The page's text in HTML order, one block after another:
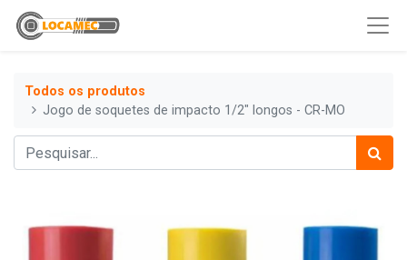
Todos os produtos
Jogo de soquetes de impacto 1/2" longos - CR-MO